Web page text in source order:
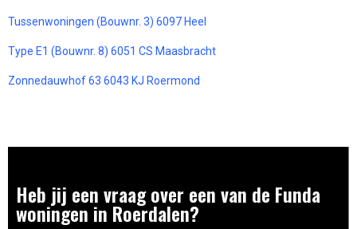
Tussenwoningen (Bouwnr. 3) 6097 Heel
Type E1 (Bouwnr. 8) 6051 CS Maasbracht
Zonnedauwhof 63 6043 KJ Roermond
Heb jij een vraag over een van de Funda
woningen in Roerdalen?